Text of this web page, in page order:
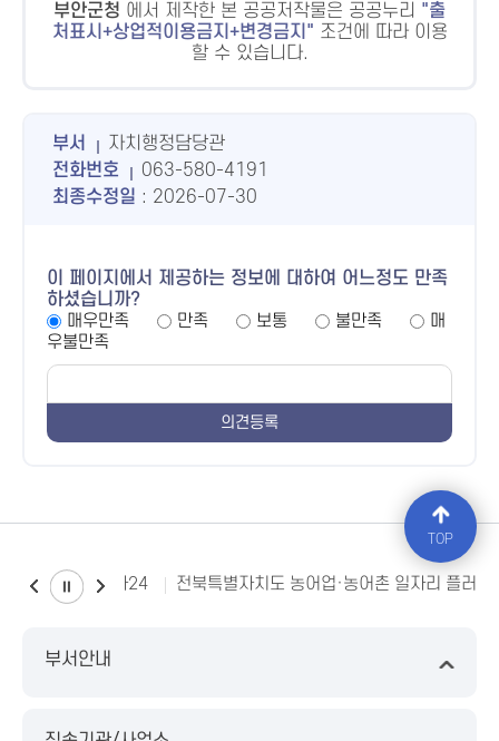
부안군청 에서 제작한 본 공공저작물은 공공누리
출
처표시+상업적이용금지+변경금지
조건에 따라 이용
할 수 있습니다.
부서
자치행정담당관
전화번호
063-580-4191
최종수정일 : 2026-07-30
이 페이지에서 제공하는 정보에 대하여 어느정도 만족
하셨습니까?
매우만족
만족 보통 불만족
매
우불만족
소비자24 전북특별자치도 농어업·농어촌 일자리 플러스
부서안내
TOP